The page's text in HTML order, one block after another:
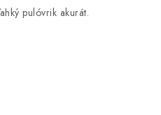
pulóvrik akurát.